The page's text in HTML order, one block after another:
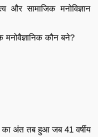
और सामाजिक मनोविज्ञान
कौन बने?
अंत तब हुआ जब 41 वर्षीय